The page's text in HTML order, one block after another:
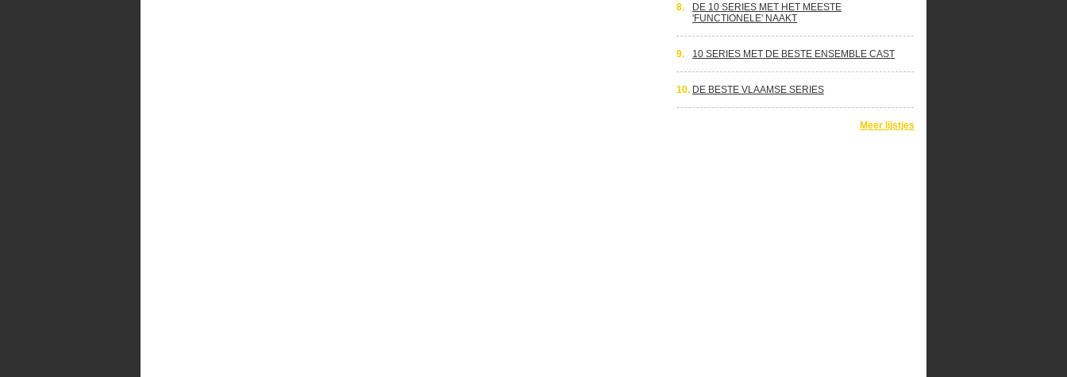
8.
DE 10 SERIES MET HET MEESTE
'FUNCTIONELE' NAAKT
9. 10 SERIES MET DE BESTE ENSEMBLE CAST
10. DE BESTE VLAAMSE SERIES
Meer lijstjes